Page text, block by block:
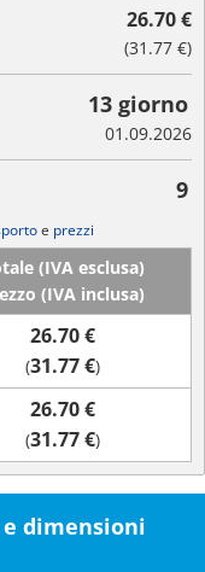
26.70 €
(31.77 €)
13 giorno
01.09.2026
9
e prezzi
(IVA esclusa)
(IVA inclusa)
26.70 €
(31.77 €)
26.70 €
(31.77 €)
dimensioni